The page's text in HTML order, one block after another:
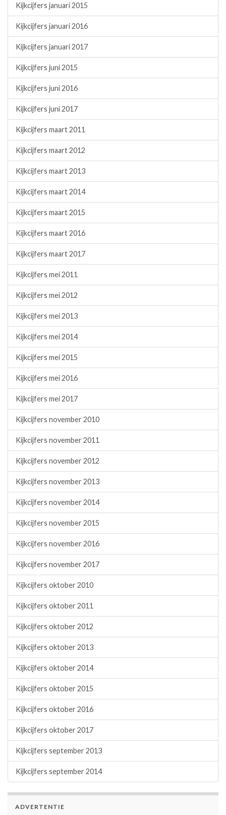
Kijkcijfers januari 2015
Kijkcijfers januari 2016
Kijkcijfers januari 2017
Kijkcijfers juni 2015
Kijkcijfers juni 2016
Kijkcijfers juni 2017
Kijkcijfers maart 2011
Kijkcijfers maart 2012
Kijkcijfers maart 2013
Kijkcijfers maart 2014
Kijkcijfers maart 2015
Kijkcijfers maart 2016
Kijkcijfers maart 2017
Kijkcijfers mei 2011
Kijkcijfers mei 2012
Kijkcijfers mei 2013
Kijkcijfers mei 2014
Kijkcijfers mei 2015
Kijkcijfers mei 2016
Kijkcijfers mei 2017
Kijkcijfers november 2010
Kijkcijfers november 2011
Kijkcijfers november 2012
Kijkcijfers november 2013
Kijkcijfers november 2014
Kijkcijfers november 2015
Kijkcijfers november 2016
Kijkcijfers november 2017
Kijkcijfers oktober 2010
Kijkcijfers oktober 2011
Kijkcijfers oktober 2012
Kijkcijfers oktober 2013
Kijkcijfers oktober 2014
Kijkcijfers oktober 2015
Kijkcijfers oktober 2016
Kijkcijfers oktober 2017
Kijkcijfers september 2013
Kijkcijfers september 2014
ADVERTENTIE